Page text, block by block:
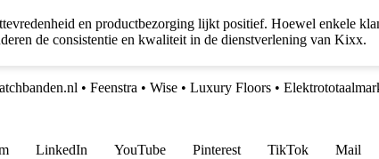
en productbezorging lijkt positief. Hoewel enkele
de consistentie en kwaliteit in de dienstverlening van Kixx.
• Feenstra • Wise • Luxury Floors •
LinkedIn YouTube Pinterest TikTok Mail